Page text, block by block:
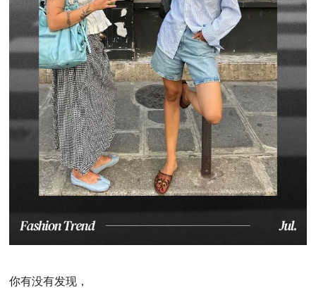
你有没有发现，